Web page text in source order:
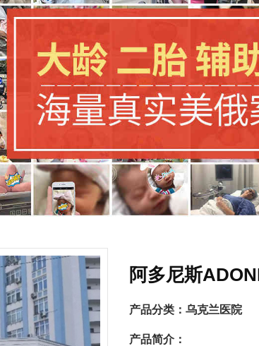
阿多尼斯
产品分类：乌克兰医院
产品简介：